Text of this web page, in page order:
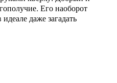
Его наоборот
даже загадать